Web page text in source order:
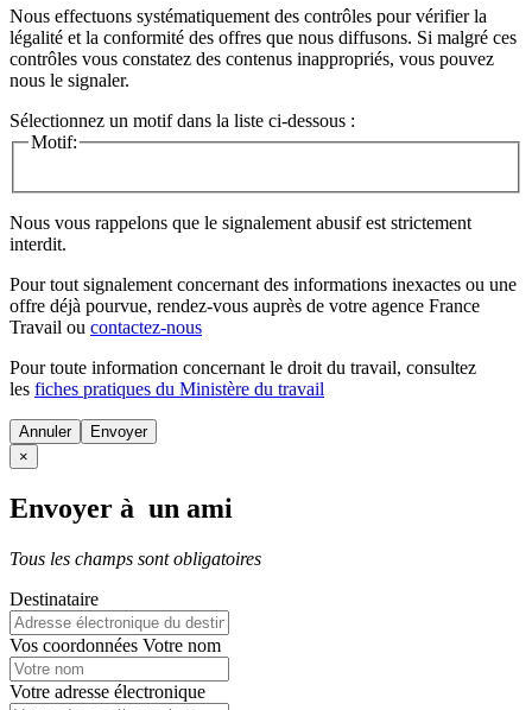
Nous effectuons systématiquement des contrôles pour vérifier la
légalité et la conformité des offres que nous diffusons. Si malgré ces
contrôles vous constatez des contenus inappropriés, vous pouvez
nous le signaler.
Sélectionnez un motif dans la liste ci-dessous :
Motif:
Nous vous rappelons que le signalement abusif est strictement
interdit.
Pour tout signalement concernant des informations inexactes ou une
offre déjà pourvue, rendez-vous auprès de votre agence France
Travail ou contactez-nous
Pour toute information concernant le droit du travail, consultez
les fiches pratiques du Ministère du travail
Annuler
×
Envoyer à un ami
Tous les champs sont obligatoires
Destinataire
Vos coordonnées Votre nom
Votre adresse électronique